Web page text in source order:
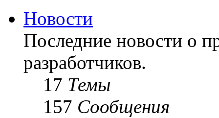
Новости
Последние новости о
разработчиков.
17 Темы
157 Сообщения